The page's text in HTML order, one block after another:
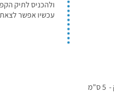
ולהכניס לתיק
עכשיו אפשר